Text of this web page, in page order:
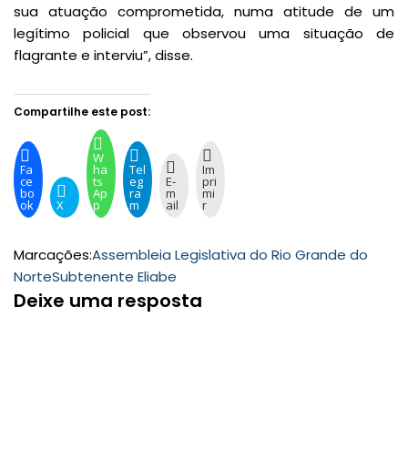
sua atuação comprometida, numa atitude de um
legítimo policial que observou uma situação de
flagrante e interviu”, disse.
Compartilhe este post:
Fa
ce
bo
ok X
W
ha
ts
Ap
p
Tel
eg
ra
m
E-
m
ail
Im
pri
mi
r
Marcações:Assembleia Legislativa do Rio Grande do
NorteSubtenente Eliabe
Deixe uma resposta